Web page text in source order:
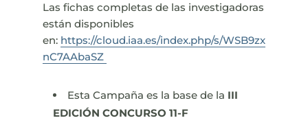
Las fichas completas de las investigadoras
están disponibles
en: https://cloud.iaa.es/index.php/s/WSB9zx
nC7AAbaSZ
Esta Campaña es la base de la III
EDICIÓN CONCURSO 11-F